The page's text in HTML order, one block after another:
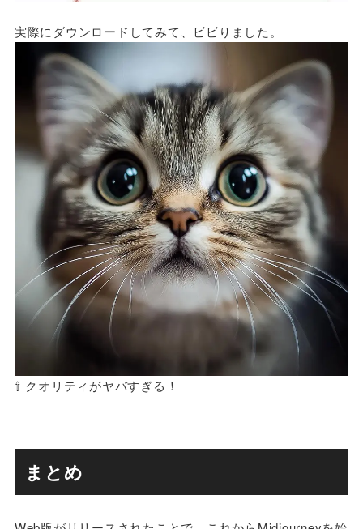
実際にダウンロードしてみて、ビビりました。
⇧ クオリティがヤバすぎる！
まとめ